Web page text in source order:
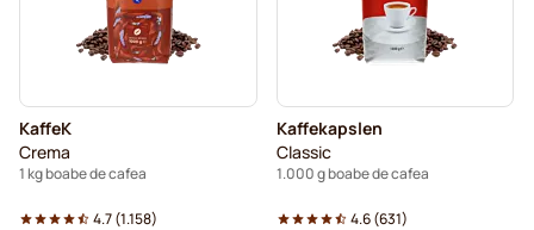
Cafea boabe Gimoka Boabe de cafea Kaffekapslen
KaffeK
Crema
1 kg boabe de cafea
4.7(1.158)
Kaffekapslen
Classic
1.000 g boabe de cafea
4.6(631)